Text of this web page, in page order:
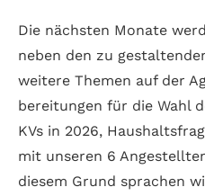
Die nächsten Monate
neben den zu
weitere Themen auf der
bereitungen für die Wahl
KVs in 2026,
mit unseren 6
diesem Grund sprachen